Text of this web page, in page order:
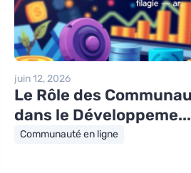
juin 12, 2026
Le Rôle des
dans le Développeme...
Communauté en ligne